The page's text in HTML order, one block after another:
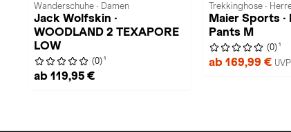
Wanderschuhe · Damen
Jack Wolfskin ·
WOODLAND 2 TEXAPORE
LOW
(0) 1
ab 119,95 €
Trekkinghose ·
Maier Sports ·
Pants M
(0) 1
ab 169,99 €